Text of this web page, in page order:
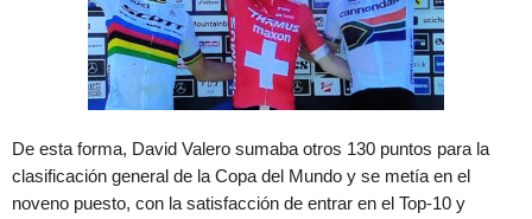
De esta forma, David Valero sumaba otros 130 puntos para la
clasificación general de la Copa del Mundo y se metía en el
noveno puesto, con la satisfacción de entrar en el Top-10 y